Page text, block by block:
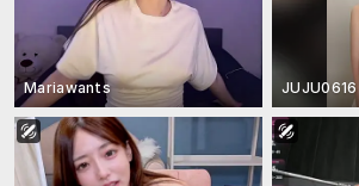
Mariawants JUJU0616